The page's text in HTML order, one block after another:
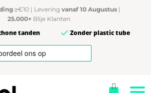
≥€10 | Levering vanaf 10 Augustus |
25.000+ Blije Klanten
tanden Zonder plastic tube